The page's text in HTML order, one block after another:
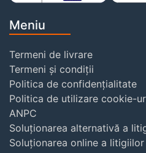
Meniu
Termeni de livrare
Termeni și condiții
Politica de confidențialitate
Politica de utilizare cookie-
ANPC
Soluționarea alternativă a
Soluționarea online a litigiilor